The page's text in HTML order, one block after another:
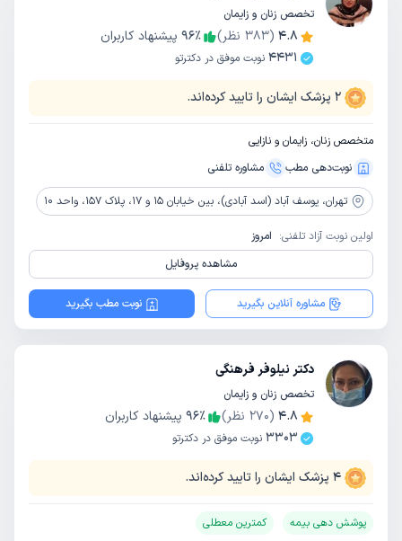
تخصص زنان و زایمان
4.8
(
383 نظر) 96٪
پیشنهاد کاربران
4431 نوبت موفق در دکترتو
2 پزشک ایشان را تایید کرده‌اند.
متخصص زنان، زایمان و نازایی
نوبت‌دهی مطب
مشاوره‌ تلفنی
تهران، یوسف آباد (اسد آبادی)، بین خیابان 15 و 17، پلاک 157، واحد 10
اولین نوبت آزاد تلفنی: امروز
مشاهده پروفایل
مشاوره آنلاین بگیرید نوبت مطب بگیرید
دکتر نیلوفر فرهنگی
تخصص زنان و زایمان
4.8
(
270 نظر) 96٪
پیشنهاد کاربران
3303 نوبت موفق در دکترتو
4 پزشک ایشان را تایید کرده‌اند.
پوشش دهی بیمه کمترین معطلی